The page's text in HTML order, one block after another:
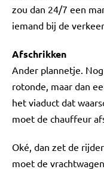
zou dan 24/7 een
iemand bij de
Afschrikken
Ander plannetje.
rotonde, maar dan
het viaduct dat
moet de chauffeur
Oké, dan zet de
moet de